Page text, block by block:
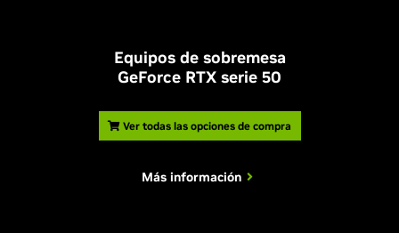
Equipos de sobremesa
GeForce RTX serie 50
Ver todas las opciones de compra
Más información